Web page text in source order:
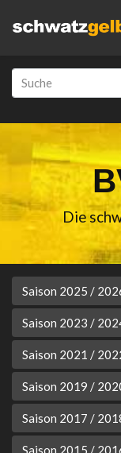
Die
Saison 2025 /
Saison 2023 /
Saison 2021 /
Saison 2019 /
Saison 2017 /
Saison 2015 /